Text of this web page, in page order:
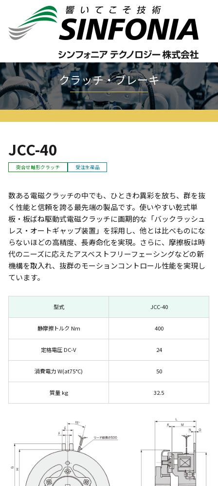
ホーム クラッチ・ブレーキ セルキャブシリーズ JCC JCC-40
クラッチ・ブレーキ
JCC-40
突合せ軸形クラッチ 受注生産品
数ある電磁クラッチの中でも、ひときわ異彩を放ち、群を抜
く性能と信頼を誇る最先端の製品です。使いやすい乾式単
板・板ばね駆動式電磁クラッチに画期的な「バックラッシュ
レス・オートギャップ装置」を採用し、他とは比べものにな
らないほどの高精度、長寿命化を実現。さらに、摩擦板は時
代のニーズに応えたアスベストフリーフェーシングなどの新
機構を取入れ、抜群のモーションコントロール性能を実現し
ています。
型式 JCC-40
静摩擦トルク Nm 400
定格電圧 DC-V 24
消費電力 W(at75°C) 50
質量 kg 32.5